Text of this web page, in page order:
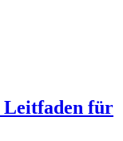
Leitfaden für